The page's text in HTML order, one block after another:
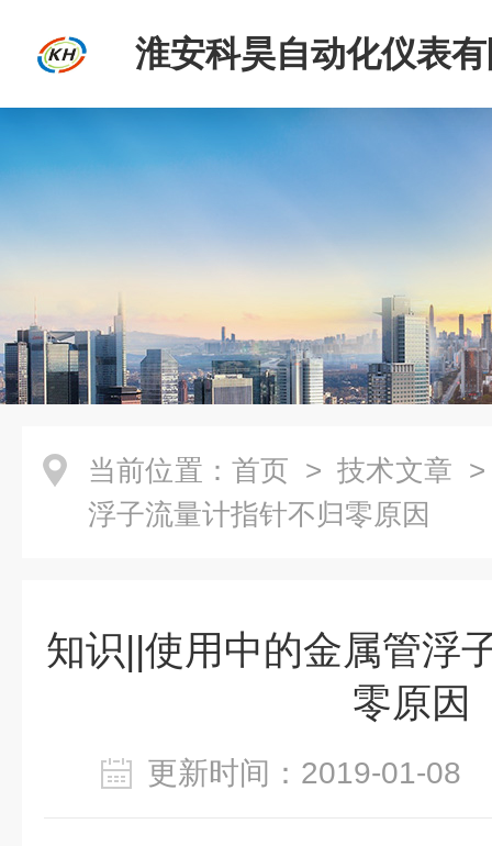
淮安科昊自动化仪表
当前位置： 首页 > 技术文章
浮子流量计指针不归零原因
知识||使用中的金属管浮
零原因
更新时间：2019-01-